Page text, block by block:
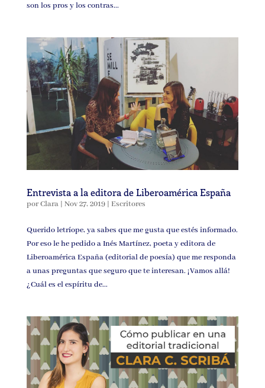
son los pros y los contras...
Entrevista a la editora de Liberoamérica España
porClara| Nov 27, 2019| Escritores
Querido letríope, ya sabes que me gusta que estés informado.
Por eso le he pedido a Inés Martínez, poeta y editora de
Liberoamérica España (editorial de poesía) que me responda
a unas preguntas que seguro que te interesan. ¡Vamos allá!
¿Cuál es el espíritu de...